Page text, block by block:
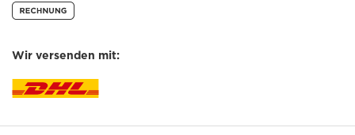
Wir versenden mit: